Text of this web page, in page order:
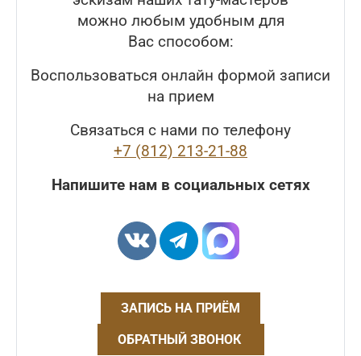
можно любым удобным для
Вас способом:
Воспользоваться онлайн формой записи
на прием
Связаться с нами по телефону
+7 (812) 213-21-88
Напишите нам в социальных сетях
ЗАПИСЬ НА ПРИЁМ
ОБРАТНЫЙ ЗВОНОК